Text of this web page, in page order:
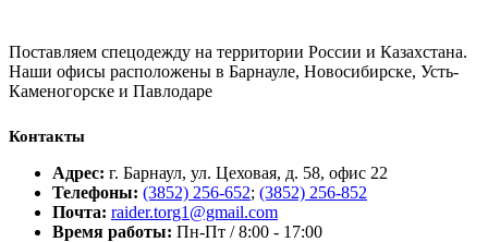
Поставляем спецодежду на территории России и Казахстана.
Наши офисы расположены в Барнауле, Новосибирске, Усть-
Каменогорске и Павлодаре
Контакты
Адрес: г. Барнаул, ул. Цеховая, д. 58, офис 22
Телефоны: (3852) 256-652; (3852) 256-852
Почта: raider.torg1@gmail.com
Время работы: Пн-Пт / 8:00 - 17:00